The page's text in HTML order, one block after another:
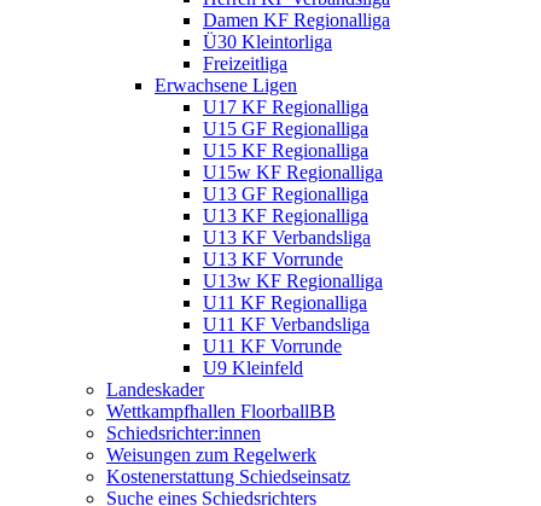
Damen KF Regionalliga
Ü30 Kleintorliga
Freizeitliga
Erwachsene Ligen
U17 KF Regionalliga
U15 GF Regionalliga
U15 KF Regionalliga
U15w KF Regionalliga
U13 GF Regionalliga
U13 KF Regionalliga
U13 KF Verbandsliga
U13 KF Vorrunde
U13w KF Regionalliga
U11 KF Regionalliga
U11 KF Verbandsliga
U11 KF Vorrunde
U9 Kleinfeld
Landeskader
Wettkampfhallen FloorballBB
Schiedsrichter:innen
Weisungen zum Regelwerk
Kostenerstattung Schiedseinsatz
Suche eines Schiedsrichters